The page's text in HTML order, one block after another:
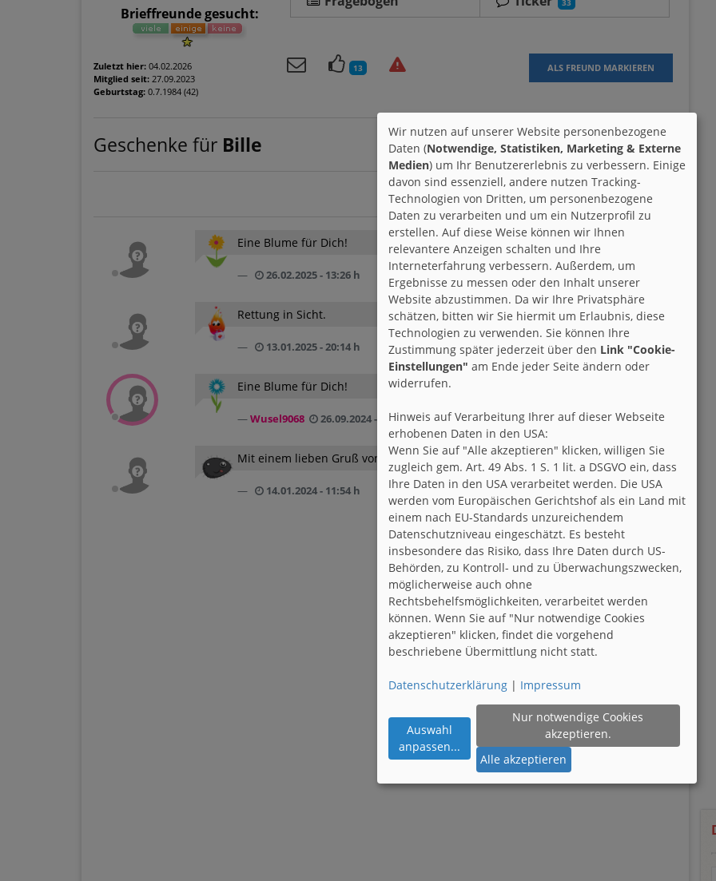
Brieffreunde gesucht:
33
Zuletzt hier: 04.02.2026
Mitglied seit: 27.09.2023
Geburtstag: 0.7.1984 (42)
13 ALS FREUND MARKIEREN
Geschenke für Bille
Geschenk machen
Eine Blume für Dich!
26.02.2025 - 13:26 h
Rettung in Sicht.
13.01.2025 - 20:14 h
Eine Blume für Dich!
Wusel9068 26.09.2024 - 04:22 h
Mit einem lieben Gruß von mir!
14.01.2024 - 11:54 h
Wir nutzen auf unserer Website personenbezogene
Daten (Notwendige, Statistiken, Marketing & Externe
Medien) um Ihr Benutzererlebnis zu verbessern. Einige
davon sind essenziell, andere nutzen Tracking-
Technologien von Dritten, um personenbezogene
Daten zu verarbeiten und um ein Nutzerprofil zu
erstellen. Auf diese Weise können wir Ihnen
relevantere Anzeigen schalten und Ihre
Interneterfahrung verbessern. Außerdem, um
Ergebnisse zu messen oder den Inhalt unserer
Website abzustimmen. Da wir Ihre Privatsphäre
schätzen, bitten wir Sie hiermit um Erlaubnis, diese
Technologien zu verwenden. Sie können Ihre
Zustimmung später jederzeit über den Link "Cookie-
Einstellungen" am Ende jeder Seite ändern oder
widerrufen.
Hinweis auf Verarbeitung Ihrer auf dieser Webseite
erhobenen Daten in den USA:
Wenn Sie auf "Alle akzeptieren" klicken, willigen Sie
zugleich gem. Art. 49 Abs. 1 S. 1 lit. a DSGVO ein, dass
Ihre Daten in den USA verarbeitet werden. Die USA
werden vom Europäischen Gerichtshof als ein Land mit
einem nach EU-Standards unzureichendem
Datenschutzniveau eingeschätzt. Es besteht
insbesondere das Risiko, dass Ihre Daten durch US-
Behörden, zu Kontroll- und zu Überwachungszwecken,
möglicherweise auch ohne
Rechtsbehelfsmöglichkeiten, verarbeitet werden
können. Wenn Sie auf "Nur notwendige Cookies
akzeptieren" klicken, findet die vorgehend
beschriebene Übermittlung nicht statt.
Datenschutzerklärung | Impressum
Auswahl
anpassen...
Nur notwendige Cookies
akzeptieren.
Alle akzeptieren